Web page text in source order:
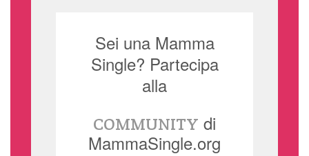
Sei una Mamma
Single? Partecipa
alla
COMMUNITY di
MammaSingle.org